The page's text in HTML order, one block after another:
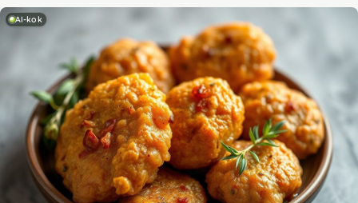
AI-kok